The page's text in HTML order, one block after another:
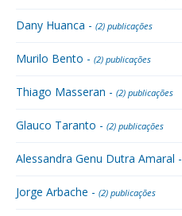
Dany Huanca - (2) publicações
Murilo Bento - (2) publicações
Thiago Masseran - (2) publicações
Glauco Taranto - (2) publicações
Alessandra Genu Dutra Amaral -
Jorge Arbache - (2) publicações